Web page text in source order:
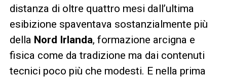
distanza di oltre quattro mesi dall’ultima
esibizione spaventava sostanzialmente più
della Nord Irlanda, formazione arcigna e
fisica come da tradizione ma dai contenuti
tecnici poco più che modesti. E nella prima